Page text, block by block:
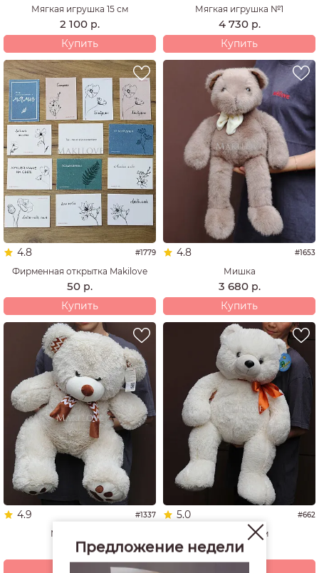
Мягкая игрушка 15 см
2 100 р.
Купить
Мягкая игрушка №1
4 730 р.
Купить
4.8 #1779
Фирменная открытка Makilove
50 р.
Купить
4.8 #1653
Мишка
3 680 р.
Купить
4.9 #1337
Мишка 60 см
4 940р.
5.0 #662
Мишка 70 см
4 200
Предложение недели